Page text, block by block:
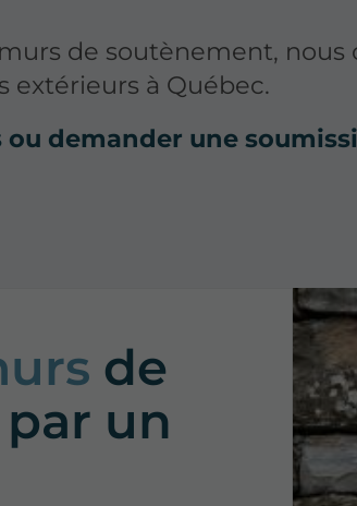
de soutènement,
extérieurs à Québec.
demander une
de
un